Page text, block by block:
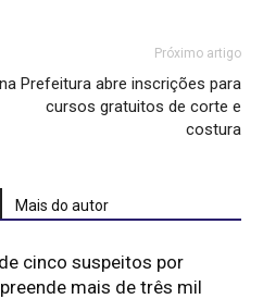
Próximo artigo
Prefeitura abre inscrições para
cursos gratuitos de corte e
costura
Mais do autor
cinco suspeitos por
mais de três mil